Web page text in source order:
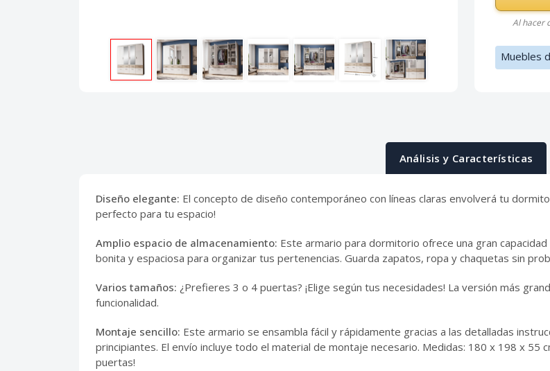
Al hacer
Muebles
Análisis y Características
Diseño elegante: El concepto de diseño contemporáneo con líneas claras envolverá tu
perfecto para tu espacio!
Amplio espacio de almacenamiento: Este armario para dormitorio ofrece una gran
bonita y espaciosa para organizar tus pertenencias. Guarda zapatos, ropa y chaquetas sin
Varios tamaños: ¿Prefieres 3 o 4 puertas? ¡Elige según tus necesidades! La versión más
funcionalidad.
Montaje sencillo: Este armario se ensambla fácil y rápidamente gracias a las detalladas
principiantes. El envío incluye todo el material de montaje necesario. Medidas: 180 x 198 x 55
puertas!